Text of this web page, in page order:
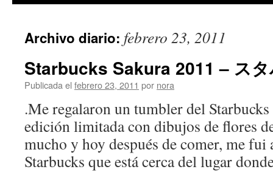
Archivo diario: febrero 23, 2011
Starbucks Sakura 2011 – ス
Publicada el febrero 23, 2011 por nora
.Me regalaron un tumbler del
edición limitada con dibujos de flores
mucho y hoy después de comer, me fui
Starbucks que está cerca del lugar